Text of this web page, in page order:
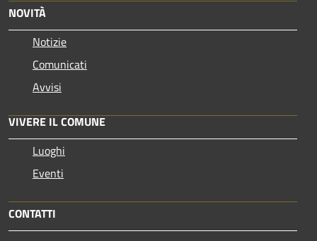
NOVITÀ
Notizie
Comunicati
Avvisi
VIVERE IL COMUNE
Luoghi
Eventi
CONTATTI